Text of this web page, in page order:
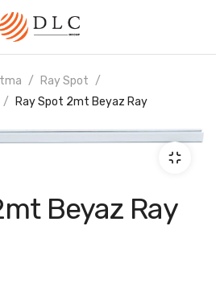
Ray Spot
Ray Spot 2mt Beyaz Ray
Beyaz Ray